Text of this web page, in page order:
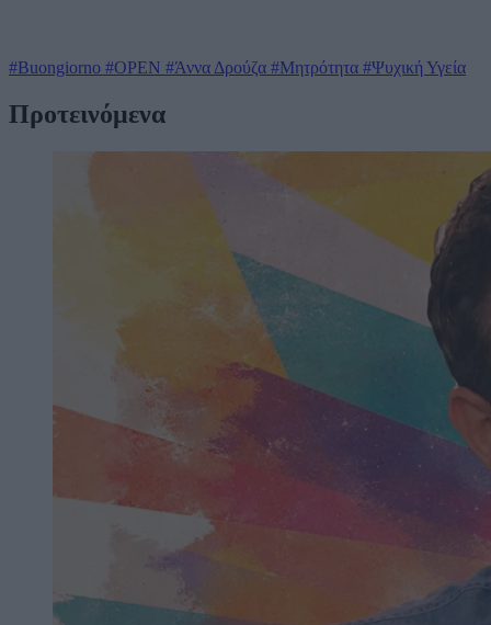
#Buongiorno #OPEN #Άννα Δρούζα #Μητρότητα #Ψυχική Υγεία
Προτεινόμενα